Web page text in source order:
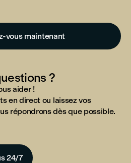
vous maintenant
?
aider !
en direct ou laissez vos
répondrons dès que possible.
24/7